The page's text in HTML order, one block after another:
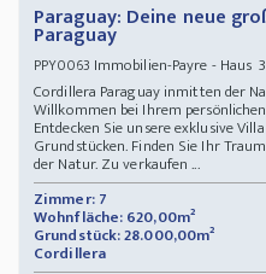
Paraguay: Deine neue
Paraguay
PPY0063 Immobilien-Payre - Haus
Cordillera Paraguay inmitten der
Willkommen bei Ihrem
Entdecken Sie unsere exklusive
Grundstücken. Finden Sie Ihr
der Natur. Zu verkaufen ...
Zimmer: 7
Wohnfläche: 620,00m²
Grundstück: 28.000,00m²
Cordillera